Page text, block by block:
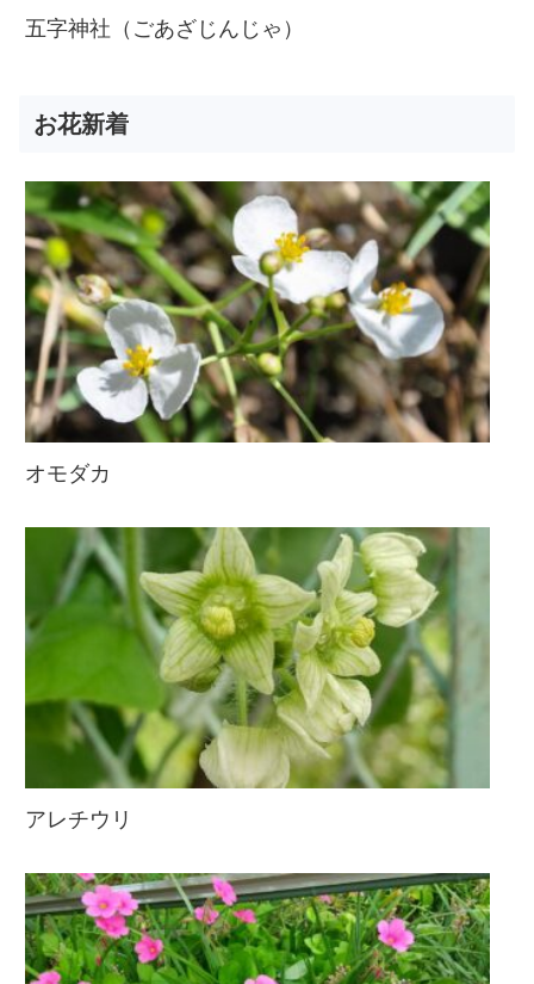
五字神社（ごあざじんじゃ）
お花新着
オモダカ
アレチウリ